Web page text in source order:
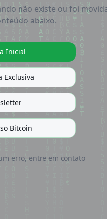
não existe ou foi
abaixo.
Inicial
Exclusiva
Bitcoin
erro, entre em contato.